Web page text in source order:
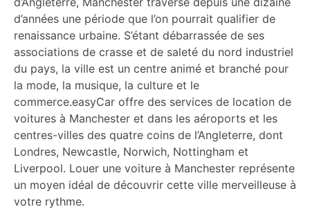
d’années une période que l’on pourrait qualifier de
renaissance urbaine. S’étant débarrassée de ses
associations de crasse et de saleté du nord industriel
du pays, la ville est un centre animé et branché pour
la mode, la musique, la culture et le
commerce.easyCar offre des services de location de
voitures à Manchester et dans les aéroports et les
centres-villes des quatre coins de l’Angleterre, dont
Londres, Newcastle, Norwich, Nottingham et
Liverpool. Louer une voiture à Manchester représente
un moyen idéal de découvrir cette ville merveilleuse à
votre rythme.